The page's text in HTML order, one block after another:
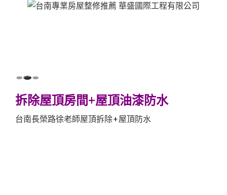
拆除屋頂房間+屋頂油漆防水
台南長榮路徐老師屋頂拆除+屋頂防水